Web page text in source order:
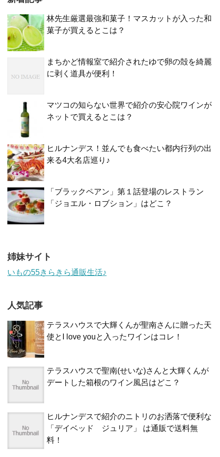
林先生厳選最強和菓子！マスカットが入った和
菓子が買えるとこは？
まちかど情報室で紹介されたゆで卵の殻を綺麗
に剥く道具が便利！
マツコの知らない世界で紹介の安心院ワインが
ネットで買えるとこは？
ヒルナンデス！並んでも食べたい都内行列の出
来る4大名店巡り♪
「ブラックペアン」第１話登場のレストラン
「ジョエル・ロブション」はどこ？
姉妹サイト
いもの55きらきら通販生活♪
人気記事
テラスハウスで大輝くんが聖南さんに贈った天
使とI love youと入ったワインはコレ！
テラスハウスで聖南(せいな)さんと大輝くんが
デートした箱根のワイン風呂はどこ？
ヒルナンデスで紹介のニトリのお洒落で便利な
「デイベッド ジュリア」 は通販で送料無
料！